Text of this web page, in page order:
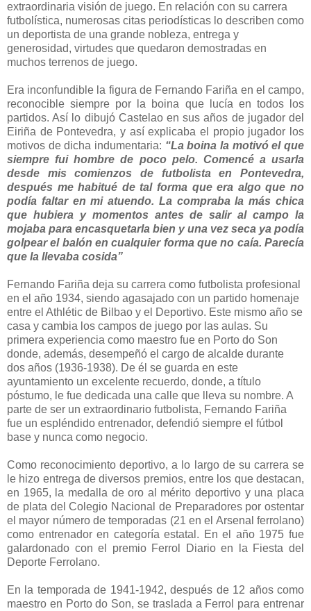
extraordinaria visión de juego. En relación con su carrera
futbolística, numerosas citas periodísticas lo describen como
un deportista de una grande nobleza, entrega y
generosidad, virtudes que quedaron demostradas en
muchos terrenos de juego.
Era inconfundible la figura de Fernando Fariña en el campo,
reconocible siempre por la boina que lucía en todos los
partidos. Así lo dibujó Castelao en sus años de jugador del
Eiriña de Pontevedra, y así explicaba el propio jugador los
motivos de dicha indumentaria: “La boina la motivó el que
siempre fui hombre de poco pelo. Comencé a usarla
desde mis comienzos de futbolista en Pontevedra,
después me habitué de tal forma que era algo que no
podía faltar en mi atuendo. La compraba la más chica
que hubiera y momentos antes de salir al campo la
mojaba para encasquetarla bien y una vez seca ya podía
golpear el balón en cualquier forma que no caía. Parecía
que la llevaba cosida”
Fernando Fariña deja su carrera como futbolista profesional
en el año 1934, siendo agasajado con un partido homenaje
entre el Athlétic de Bilbao y el Deportivo. Este mismo año se
casa y cambia los campos de juego por las aulas. Su
primera experiencia como maestro fue en Porto do Son
donde, además, desempeñó el cargo de alcalde durante
dos años (1936-1938). De él se guarda en este
ayuntamiento un excelente recuerdo, donde, a título
póstumo, le fue dedicada una calle que lleva su nombre. A
parte de ser un extraordinario futbolista, Fernando Fariña
fue un espléndido entrenador, defendió siempre el fútbol
base y nunca como negocio.
Como reconocimiento deportivo, a lo largo de su carrera se
le hizo entrega de diversos premios, entre los que destacan,
en 1965, la medalla de oro al mérito deportivo y una placa
de plata del Colegio Nacional de Preparadores por ostentar
el mayor número de temporadas (21 en el Arsenal ferrolano)
como entrenador en categoría estatal. En el año 1975 fue
galardonado con el premio Ferrol Diario en la Fiesta del
Deporte Ferrolano.
En la temporada de 1941-1942, después de 12 años como
maestro en Porto do Son, se traslada a Ferrol para entrenar